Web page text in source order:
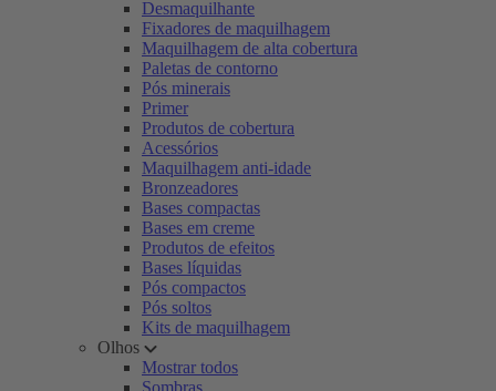
Desmaquilhante
Fixadores de maquilhagem
Maquilhagem de alta cobertura
Paletas de contorno
Pós minerais
Primer
Produtos de cobertura
Acessórios
Maquilhagem anti-idade
Bronzeadores
Bases compactas
Bases em creme
Produtos de efeitos
Bases líquidas
Pós compactos
Pós soltos
Kits de maquilhagem
Olhos
Mostrar todos
Sombras